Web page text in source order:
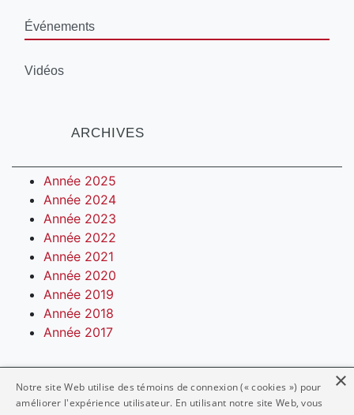
Événements
Vidéos
ARCHIVES
Année 2025
Année 2024
Année 2023
Année 2022
Année 2021
Année 2020
Année 2019
Année 2018
Année 2017
NOUS JOINDRE PLAN DU SITE
×
Notre site Web utilise des témoins de connexion (« cookies ») pour
améliorer l'expérience utilisateur. En utilisant notre site Web, vous